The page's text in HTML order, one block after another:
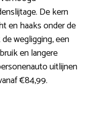
De kern
en haaks onder de
wegligging, een
en langere
uitlijnen
€84,99.